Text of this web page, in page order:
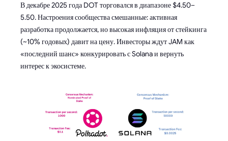
В декабре 2025 года DOT торговался в диапазоне $4.50–
5.50. Настроения сообщества смешанные: активная
разработка продолжается, но высокая инфляция от стейкинга
(~10% годовых) давит на цену. Инвесторы ждут JAM как
«последний шанс» конкурировать с Solana и вернуть
интерес к экосистеме.